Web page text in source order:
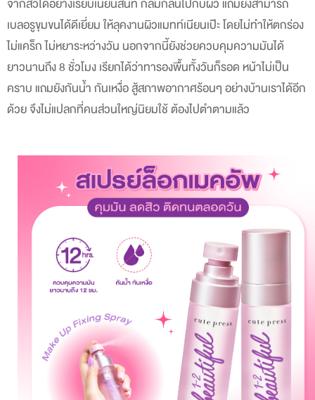
เบลอรูขุมขนได้ดีเยี่ยม ให้ลุคงานผิวแมทท์เนียนเป๊ะ โดยไม่ทำให้ตกร่อง
ไม่แคร็ก ไม่หยาระหว่างวัน นอกจากนี้ยังช่วยควบคุมความมันได้
ยาวนานถึง 8 ชั่วโมง เรียกได้ว่าทารองพื้นทั้งวันก็รอด หน้าไม่เป็น
คราบ แถมยังกันน้ำ กันเหงื่อ สู้สภาพอากาศร้อนๆ อย่างบ้านเราได้อีก
ด้วย จึงไม่แปลกที่คนส่วนใหญ่นิยมใช้ต้องไปตำตามแล้ว